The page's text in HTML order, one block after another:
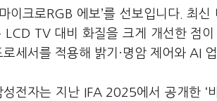
이크로RGB 에보’를 선보입니다. 최
LCD TV 대비 화질을 크게 개선한 점
로세서를 적용해 밝기·명암 제어와 AI
전자는 지난 IFA 2025에서 공개한 ‘